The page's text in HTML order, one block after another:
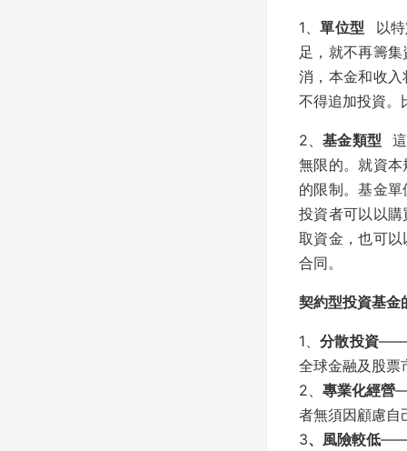
1、單位型 以
足，就不再籌
消，本金和收
不得追加投資。
2、基金類型
無限的。就資
的限制。基金
投資者可以以
取資金，也可
合同。
契約型投資基金
1、分散投資——
全球金融及股票
2、專業化經營
者無須因顧慮自
3、風險較低——